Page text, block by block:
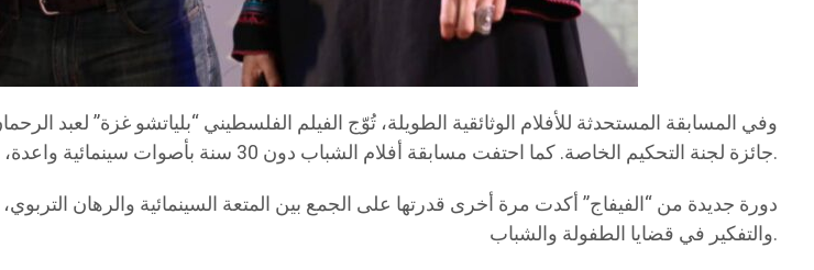
وفي المسابقة المستحدثة للأفلام الوثائقية الطويلة، تُوّج الفيلم الفلسطيني “بلياتشو غزة” لعبد
جائزة لجنة التحكيم الخاصة. كما احتفت مسابقة أفلام الشباب دون 30 سنة بأصوات سينمائية واعدة، حيث فاز فيلم “الدوامة” لوسيم أحمد بالجائزة الأولى.
دورة جديدة من “الفيفاج” أكدت مرة أخرى قدرتها على الجمع بين المتعة السينمائية والرهان
والتفكير في قضايا الطفولة والشباب.